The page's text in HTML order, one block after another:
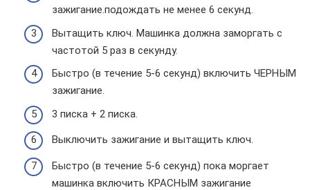
зажигание.подождать не менее 6 секунд.
Вытащить ключ. Машинка должна заморгать с
частотой 5 раз в секунду.
Быстро (в течение 5-6 секунд) включить ЧЕРНЫМ
зажигание.
3 писка + 2 писка.
Выключить зажигание и вытащить ключ.
Быстро (в течение 5-6 секунд) пока моргает
машинка включить КРАСНЫМ зажигание